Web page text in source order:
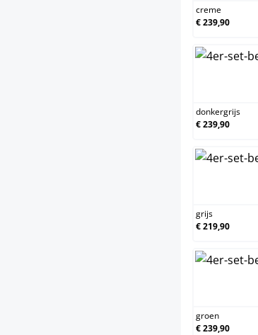
creme
€ 239,90
donkergrijs
€ 239,90
grijs
€ 219,90
groen
€ 239,90